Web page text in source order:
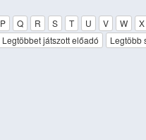
P Q R S T U V W X
Legtöbbet játszott előadó Legtöbb